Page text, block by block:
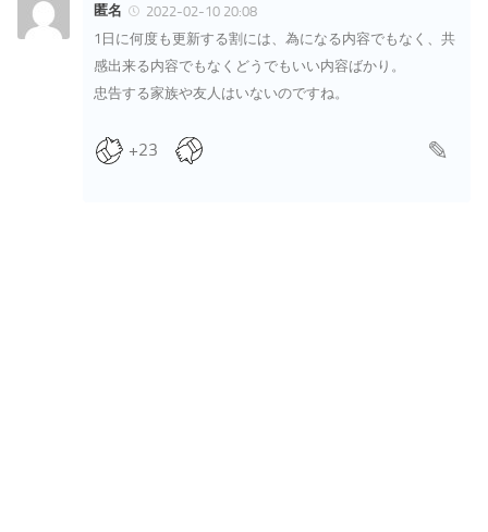
匿名
2022-02-10 20:08
1日に何度も更新する割には、為になる内容でもなく、共
感出来る内容でもなくどうでもいい内容ばかり。
忠告する家族や友人はいないのですね。
+23